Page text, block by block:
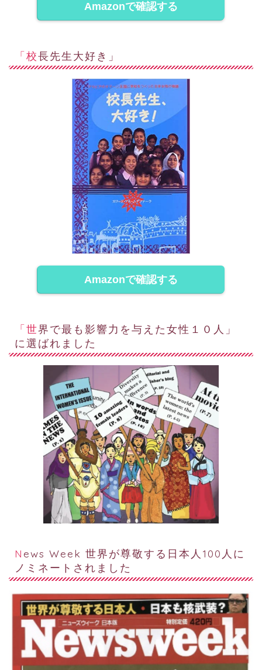
Amazonで確認する
「校長先生大好き」
Amazonで確認する
「世界で最も影響力を与えた女性１０人」
に選ばれました
News Week 世界が尊敬する日本人100人に
ノミネートされました